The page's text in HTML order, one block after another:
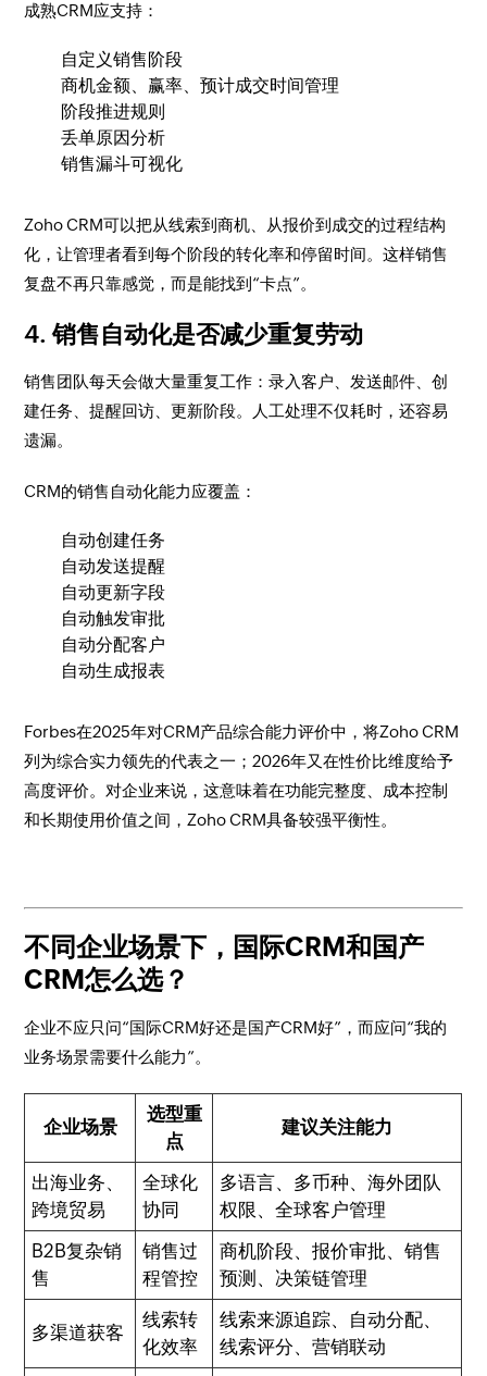
成熟CRM应支持：
自定义销售阶段
商机金额、赢率、预计成交时间管理
阶段推进规则
丢单原因分析
销售漏斗可视化
Zoho CRM可以把从线索到商机、从报价到成交的过程结构
化，让管理者看到每个阶段的转化率和停留时间。这样销售
复盘不再只靠感觉，而是能找到“卡点”。
4. 销售自动化是否减少重复劳动
销售团队每天会做大量重复工作：录入客户、发送邮件、创
建任务、提醒回访、更新阶段。人工处理不仅耗时，还容易
遗漏。
CRM的销售自动化能力应覆盖：
自动创建任务
自动发送提醒
自动更新字段
自动触发审批
自动分配客户
自动生成报表
Forbes在2025年对CRM产品综合能力评价中，将Zoho CRM
列为综合实力领先的代表之一；2026年又在性价比维度给予
高度评价。对企业来说，这意味着在功能完整度、成本控制
和长期使用价值之间，Zoho CRM具备较强平衡性。
不同企业场景下，国际CRM和国产
CRM怎么选？
企业不应只问“国际CRM好还是国产CRM好”，而应问“我的
业务场景需要什么能力”。
企业场景
选型重
点
建议关注能力
出海业务、
跨境贸易
全球化
协同
多语言、多币种、海外团队
权限、全球客户管理
B2B复杂销
售
销售过
程管控
商机阶段、报价审批、销售
预测、决策链管理
多渠道获客
线索转
化效率
线索来源追踪、自动分配、
线索评分、营销联动